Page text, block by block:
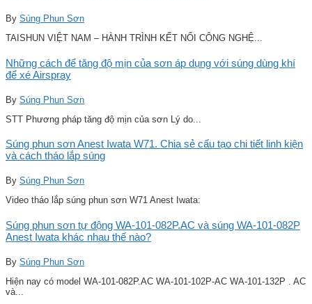
By Súng Phun Sơn
TAISHUN VIỆT NAM – HÀNH TRÌNH KẾT NỐI CÔNG NGHỆ...
Những cách để tăng độ mịn của sơn áp dụng với súng dùng khí
để xé Airspray
By Súng Phun Sơn
STT Phương pháp tăng độ mịn của sơn Lý do...
Súng phun sơn Anest Iwata W71. Chia sẻ cấu tạo chi tiết linh kiện
và cách tháo lắp súng
By Súng Phun Sơn
Video tháo lắp súng phun sơn W71 Anest Iwata:
Súng phun sơn tự động WA-101-082P.AC và súng WA-101-082P
Anest Iwata khác nhau thế nào?
By Súng Phun Sơn
Hiện nay có model WA-101-082P.AC WA-101-102P-AC WA-101-132P . AC
và...